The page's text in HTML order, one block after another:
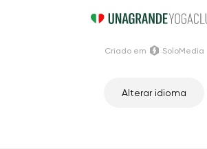
Alterar idioma
Criado em SoloMedia